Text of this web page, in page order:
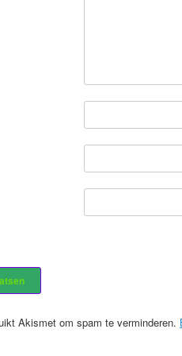
Akismet om spam te verminderen.